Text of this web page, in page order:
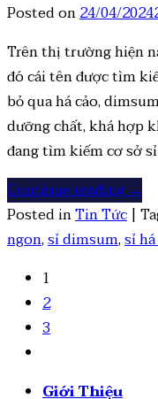
Posted on24/04/2024
Trên thị trường hiện
đó cái tên được tìm
bỏ qua há cảo,
dưỡng chất, khá hợp
đang tìm kiếm cơ sở
Continue reading→
Posted inTin Tức |
ngon,sỉ dimsum,sỉ
1
2
3
Giới Thiệu